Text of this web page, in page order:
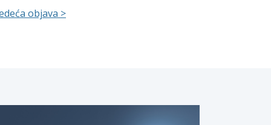
objava >